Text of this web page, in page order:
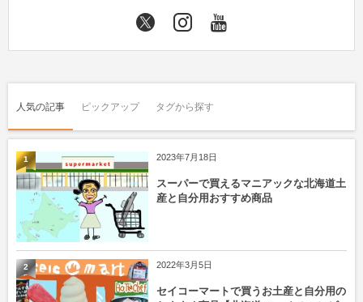
人気の記事 ピックアップ タグから探す
2023年7月18日
スーパーで買えるマニアックな北海道土
産と自分用おすすめ商品
1
2022年3月5日
セイコーマートで買うお土産と自分用の
2